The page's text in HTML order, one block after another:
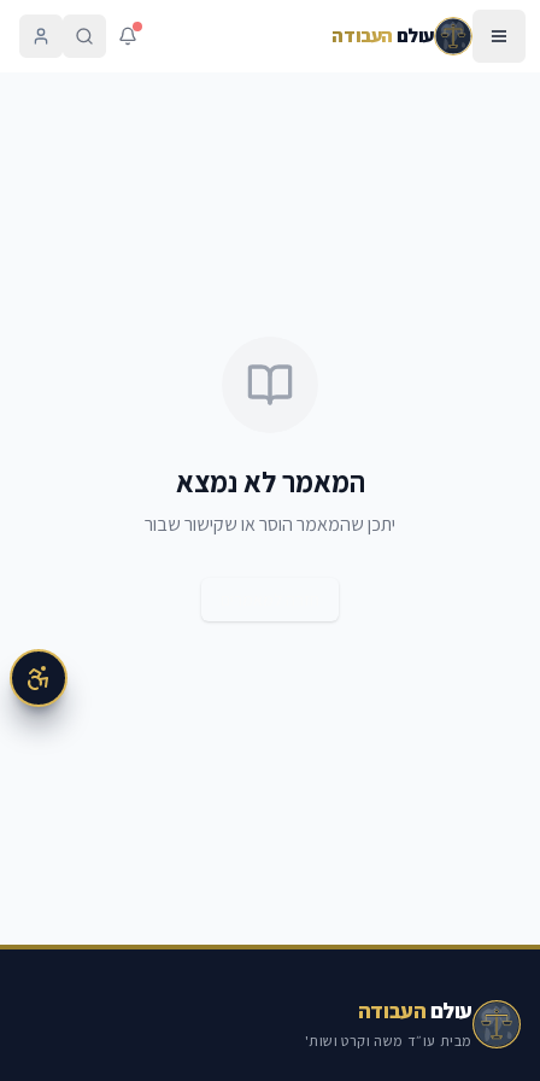
עולםהעבודה
המאמר לא נמצא
יתכן שהמאמר הוסר או שקישור שבור
עולםהעבודה
מבית עו״ד משה וקרט ושות'